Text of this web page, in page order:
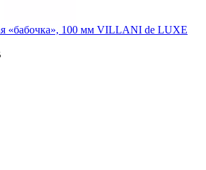
«бабочка», 100 мм VILLANI de LUXE